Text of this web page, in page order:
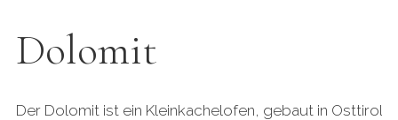
Dolomit
Der Dolomit ist ein Kleinkachelofen, gebaut in Osttirol